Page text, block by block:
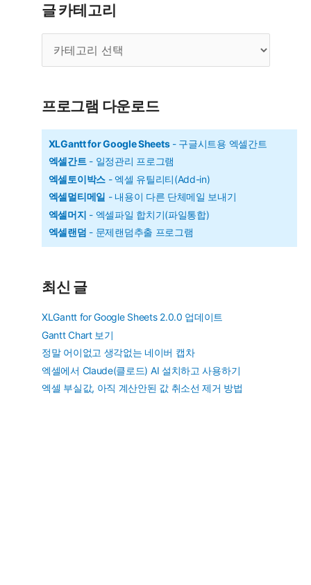
글 카테고리
테
리
프로그램 다운로드
XLGantt for Google Sheets- 구글시트용 엑셀간트
엑셀간트- 일정관리 프로그램
엑셀토이박스 - 엑셀 유틸리티(Add-in)
엑셀멀티메일 - 내용이 다른 단체메일 보내기
엑셀머지 - 엑셀파일 합치기(파일통합)
엑셀랜덤 - 문제랜덤추출 프로그램
최신 글
XLGantt for Google Sheets 2.0.0 업데이트
Gantt Chart 보기
정말 어이없고 생각없는 네이버 캡차
엑셀에서 Claude(클로드) AI 설치하고 사용하기
엑셀 부실값, 아직 계산안된 값 취소선 제거 방법